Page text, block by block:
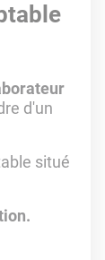
d'un
situé